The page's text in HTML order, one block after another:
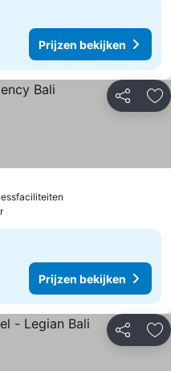
Prijzen bekijken
Delen
Prijzen bekijken
Delen